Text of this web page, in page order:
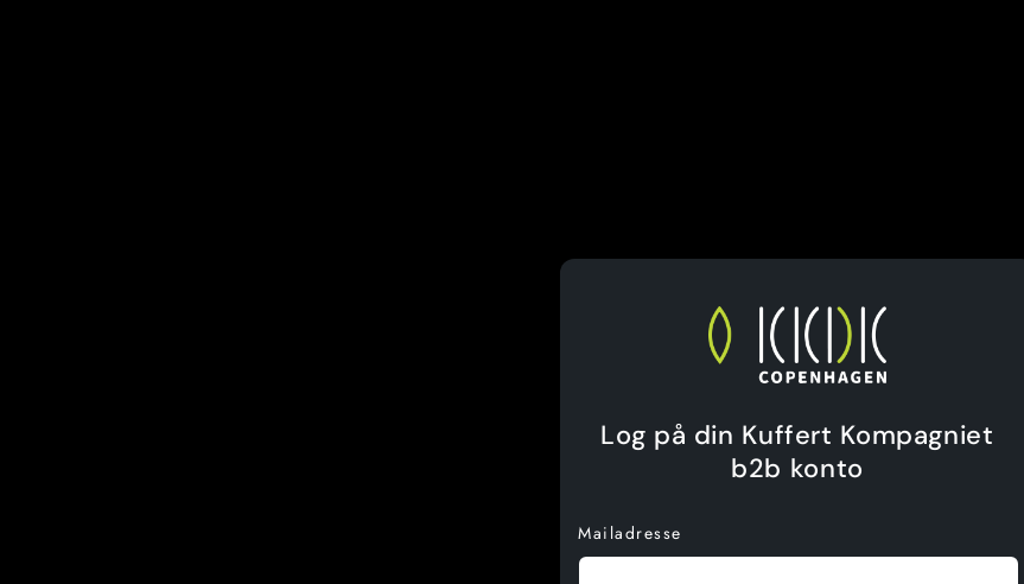
Log på din Kuffert Kompagniet
b2b konto
Mailadresse